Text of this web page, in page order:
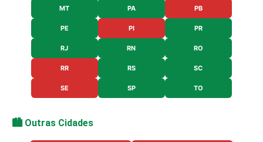
MT PA PB
PE PI PR
RJ RN RO
RR RS SC
SE SP TO
🏙️ Outras Cidades